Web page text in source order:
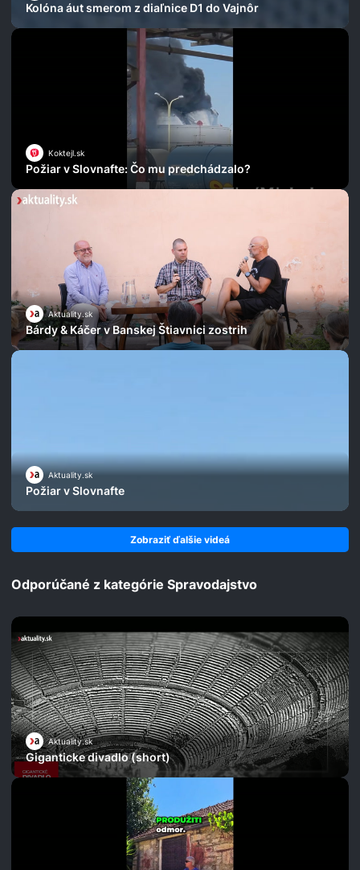
Kolóna áut smerom z diaľnice D1 do Vajnôr
Koktejl.sk
Požiar v Slovnafte: Čo mu predchádzalo?
Aktuality.sk
Bárdy & Káčer v Banskej Štiavnici zostrih
Aktuality.sk
Požiar v Slovnafte
Zobraziť ďalšie videá
Odporúčané z kategórie Spravodajstvo
Aktuality.sk
Giganticke divadlo (short)